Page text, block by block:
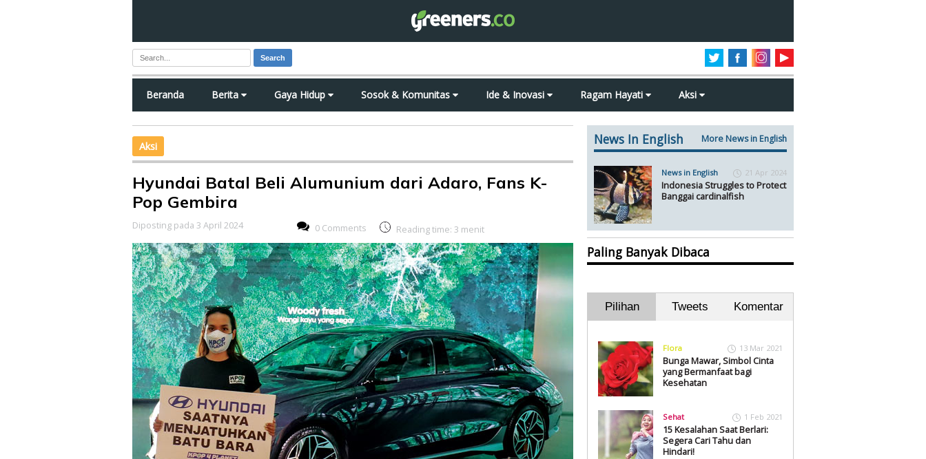
Search
Beranda Berita Gaya Hidup Sosok & Komunitas Ide & Inovasi Ragam Hayati Aksi
Aksi
Hyundai Batal Beli Alumunium dari Adaro, Fans K-
Pop Gembira
Diposting pada 3 April 2024 0 Comments Reading time: 3 menit
News In English More News in English
News in English 21 Apr 2024
Indonesia Struggles to Protect
Banggai cardinalfish
Paling Banyak Dibaca
Pilihan Tweets Komentar
Flora 13 Mar 2021
Bunga Mawar, Simbol Cinta
yang Bermanfaat bagi
Kesehatan
Sehat 1 Feb 2021
15 Kesalahan Saat Berlari:
Segera Cari Tahu dan
Hindari!